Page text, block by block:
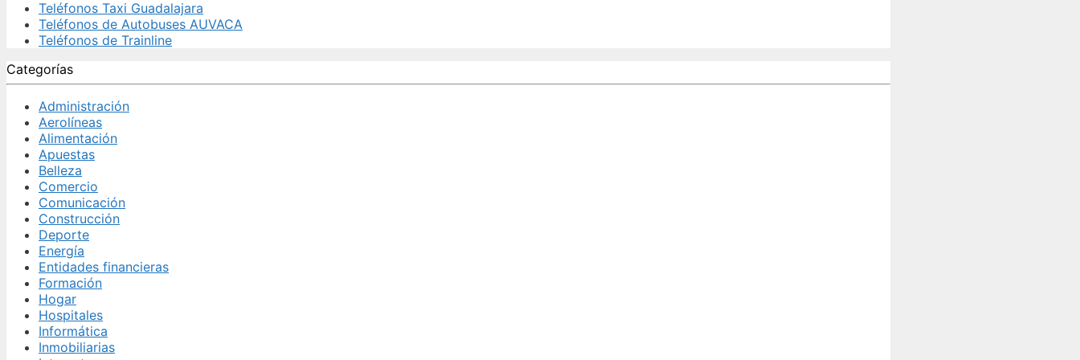
Teléfonos Taxi Guadalajara
Teléfonos de Autobuses AUVACA
Teléfonos de Trainline
Categorías
Administración
Aerolíneas
Alimentación
Apuestas
Belleza
Comercio
Comunicación
Construcción
Deporte
Energía
Entidades financieras
Formación
Hogar
Hospitales
Informática
Inmobiliarias